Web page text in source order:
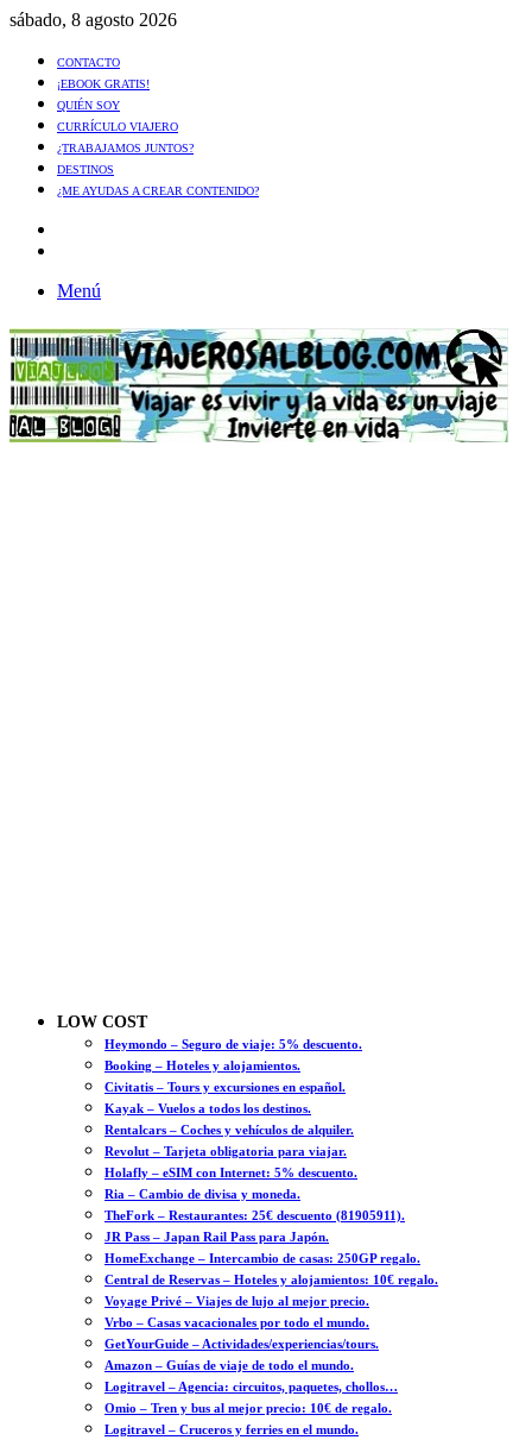
sábado, 8 agosto 2026
CONTACTO
¡EBOOK GRATIS!
QUIÉN SOY
CURRÍCULO VIAJERO
¿TRABAJAMOS JUNTOS?
DESTINOS
¿ME AYUDAS A CREAR CONTENIDO?
Menú
LOW COST
Heymondo – Seguro de viaje: 5% descuento.
Booking – Hoteles y alojamientos.
Civitatis – Tours y excursiones en español.
Kayak – Vuelos a todos los destinos.
Rentalcars – Coches y vehículos de alquiler.
Revolut – Tarjeta obligatoria para viajar.
Holafly – eSIM con Internet: 5% descuento.
Ria – Cambio de divisa y moneda.
TheFork – Restaurantes: 25€ descuento (81905911).
JR Pass – Japan Rail Pass para Japón.
HomeExchange – Intercambio de casas: 250GP regalo.
Central de Reservas – Hoteles y alojamientos: 10€ regalo.
Voyage Privé – Viajes de lujo al mejor precio.
Vrbo – Casas vacacionales por todo el mundo.
GetYourGuide – Actividades/experiencias/tours.
Amazon – Guías de viaje de todo el mundo.
Logitravel – Agencia: circuitos, paquetes, chollos…
Omio – Tren y bus al mejor precio: 10€ de regalo.
Logitravel – Cruceros y ferries en el mundo.